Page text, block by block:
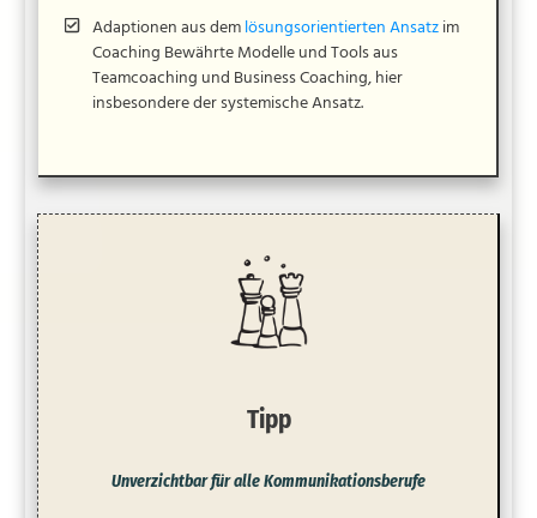
Adaptionen aus demlösungsorientierten Ansatzim
Coaching Bewährte Modelle und Tools aus
Teamcoaching und Business Coaching, hier
insbesondere der systemische Ansatz.
Tipp
Unverzichtbar für alle Kommunikationsberufe